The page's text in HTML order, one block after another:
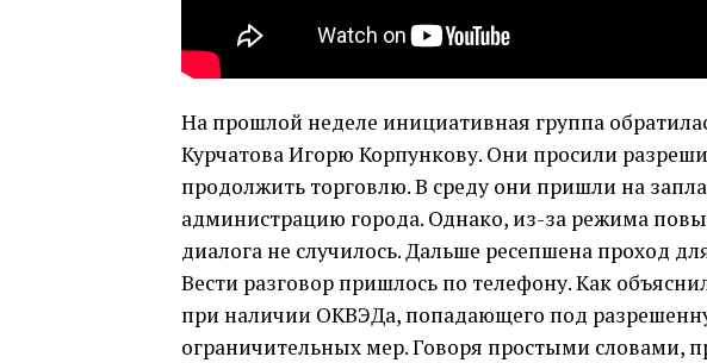
На прошлой неделе инициативная группа
Курчатова Игорю Корпункову. Они просили
продолжить торговлю. В среду они пришли на
администрацию города. Однако, из-за режима
диалога не случилось. Дальше ресепшена проход
Вести разговор пришлось по телефону. Как
при наличии ОКВЭДа, попадающего под
ограничительных мер. Говоря простыми словами,